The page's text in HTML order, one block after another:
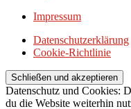
Impressum
Datenschutzerklärung
Cookie-Richtlinie
Datenschutz und Cookies:
du die Website weiterhin